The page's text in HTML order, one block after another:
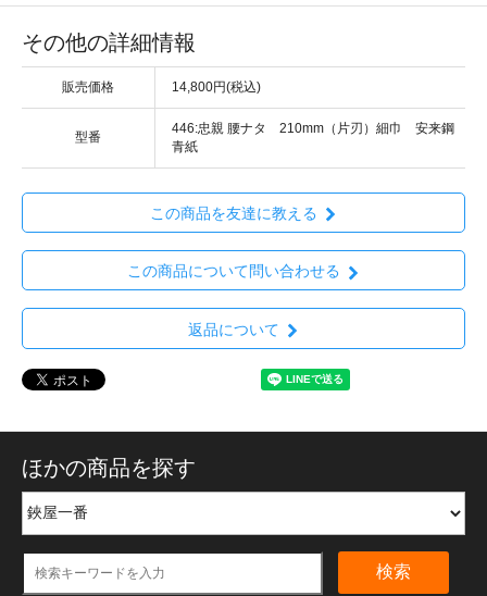
その他の詳細情報
販売価格 14,800円(税込)
型番
446:忠親 腰ナタ 210mm（片刃）細巾 安来鋼
青紙
この商品を友達に教える
この商品について問い合わせる
返品について
ほかの商品を探す
検索